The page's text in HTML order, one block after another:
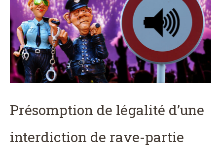
Présomption de légalité d’une
interdiction de rave-partie